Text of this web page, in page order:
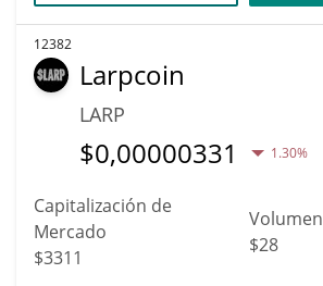
12382
Larpcoin
LARP
$0,00000331 1.30%
Capitalización de
Mercado
$3311
Volumen
$28